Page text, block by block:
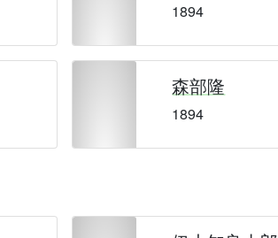
1894
森部隆
1894